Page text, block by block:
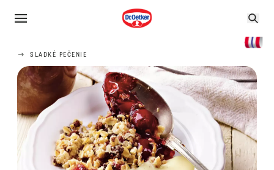
SLADKÉ PEČENIE